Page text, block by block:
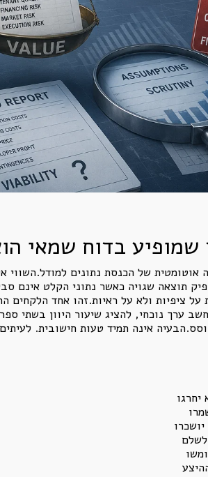
בדוח שמאי
אוטומטית של הכנסת נתונים למודל.השווי
תוצאה שגויה כאשר נתוני הקלט אינם
ציפיות ולא על ראיות.זהו אחד הלקחים
ערך נוכחי, להציג שיעור היוון בשתי
אינה תמיד טעות חישובית.
יחרגו